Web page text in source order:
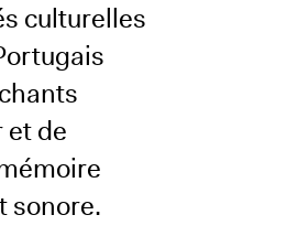
culturelles
et de
sonore.